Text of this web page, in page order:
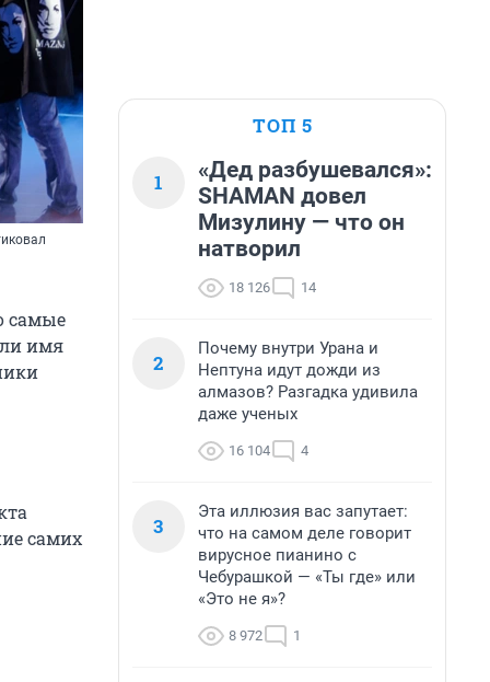
самые
имя
самих
ТОП 5
1
«Дед разбушевался»:
SHAMAN довел
Мизулину — что он
натворил
18 126 14
2
Почему внутри Урана и
Нептуна идут дожди из
алмазов? Разгадка удивила
даже ученых
16 104 4
3
Эта иллюзия вас запутает:
что на самом деле говорит
вирусное пианино с
Чебурашкой — «Ты где» или
«Это не я»?
8 972 1